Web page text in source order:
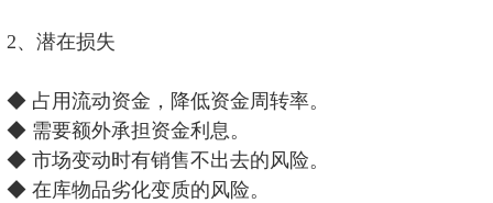
2、潜在损失
◆ 占用流动资金，降低资金周转率。
◆ 需要额外承担资金利息。
◆ 市场变动时有销售不出去的风险。
◆ 在库物品劣化变质的风险。